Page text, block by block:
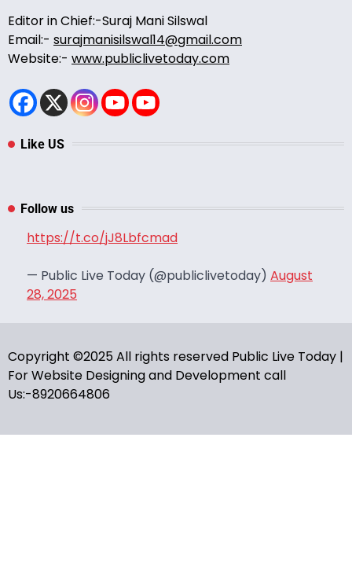
Editor in Chief:-Suraj Mani Silswal
Email:- surajmanisilswal14@gmail.com
Website:- www.publiclivetoday.com
Like US
Follow us
https://t.co/jJ8Lbfcmad
— Public Live Today (@publiclivetoday) August
28, 2025
Copyright ©2025 All rights reserved Public Live Today |
For Website Designing and Development call
Us:-8920664806